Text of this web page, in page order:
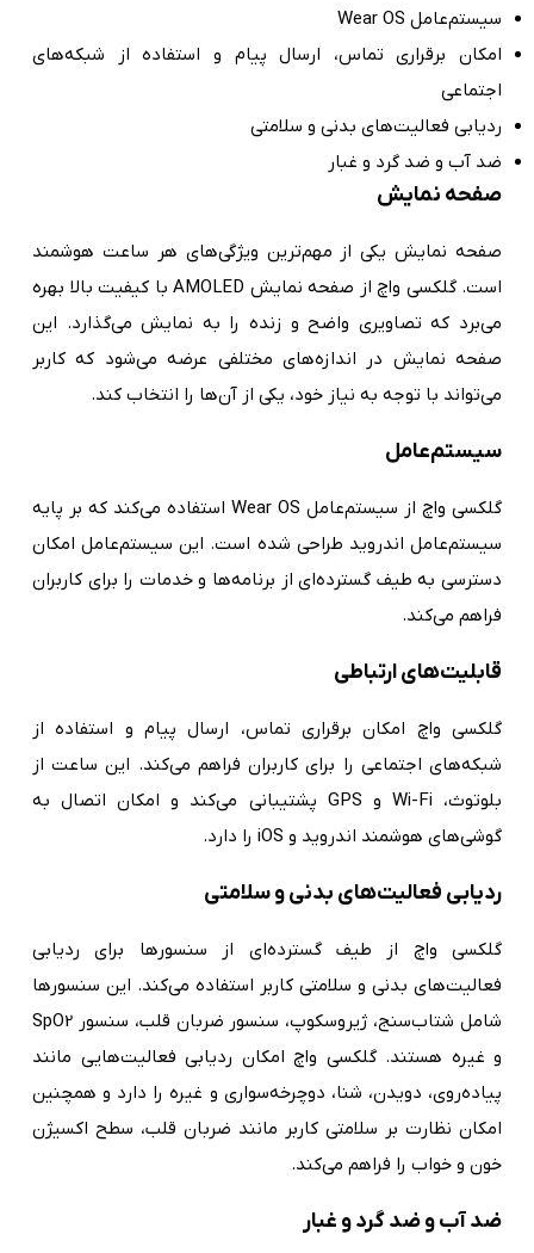
سیستم‌عامل Wear OS
امکان برقراری تماس، ارسال پیام و استفاده از شبکه‌های
اجتماعی
ردیابی فعالیت‌های بدنی و سلامتی
ضد آب و ضد گرد و غبار
صفحه نمایش
صفحه نمایش یکی از مهم‌ترین ویژگی‌های هر ساعت هوشمند
است. گلکسی واچ از صفحه نمایش AMOLED با کیفیت بالا بهره
می‌برد که تصاویری واضح و زنده را به نمایش می‌گذارد. این
صفحه نمایش در اندازه‌های مختلفی عرضه می‌شود که کاربر
می‌تواند با توجه به نیاز خود، یکی از آن‌ها را انتخاب کند.
سیستم‌عامل
گلکسی واچ از سیستم‌عامل Wear OS استفاده می‌کند که بر پایه
سیستم‌عامل اندروید طراحی شده است. این سیستم‌عامل امکان
دسترسی به طیف گسترده‌ای از برنامه‌ها و خدمات را برای کاربران
فراهم می‌کند.
قابلیت‌های ارتباطی
گلکسی واچ امکان برقراری تماس، ارسال پیام و استفاده از
شبکه‌های اجتماعی را برای کاربران فراهم می‌کند. این ساعت از
بلوتوث، Wi-Fi و GPS پشتیبانی می‌کند و امکان اتصال به
گوشی‌های هوشمند اندروید و iOS را دارد.
ردیابی فعالیت‌های بدنی و سلامتی
گلکسی واچ از طیف گسترده‌ای از سنسورها برای ردیابی
فعالیت‌های بدنی و سلامتی کاربر استفاده می‌کند. این سنسورها
شامل شتاب‌سنج، ژیروسکوپ، سنسور ضربان قلب، سنسور SpO2
و غیره هستند. گلکسی واچ امکان ردیابی فعالیت‌هایی مانند
پیاده‌روی، دویدن، شنا، دوچرخه‌سواری و غیره را دارد و همچنین
امکان نظارت بر سلامتی کاربر مانند ضربان قلب، سطح اکسیژن
خون و خواب را فراهم می‌کند.
ضد آب و ضد گرد و غبار